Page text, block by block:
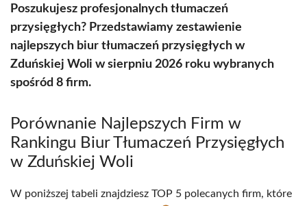
Poszukujesz profesjonalnych tłumaczeń
przysięgłych? Przedstawiamy zestawienie
najlepszych biur tłumaczeń przysięgłych w
Zduńskiej Woli w sierpniu 2026 roku wybranych
spośród 8 firm.
Porównanie Najlepszych Firm w
Rankingu Biur Tłumaczeń Przysięgłych
w Zduńskiej Woli
W poniższej tabeli znajdziesz TOP 5 polecanych firm, które